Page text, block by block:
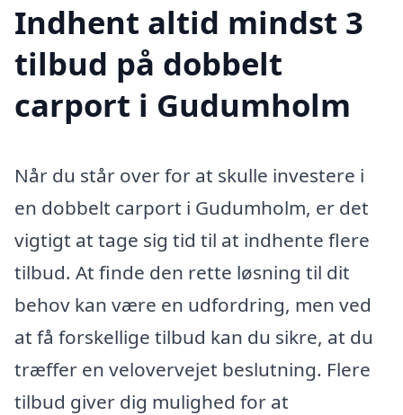
Indhent altid mindst 3
tilbud på dobbelt
carport i Gudumholm
Når du står over for at skulle investere i
en dobbelt carport i Gudumholm, er det
vigtigt at tage sig tid til at indhente flere
tilbud. At finde den rette løsning til dit
behov kan være en udfordring, men ved
at få forskellige tilbud kan du sikre, at du
træffer en velovervejet beslutning. Flere
tilbud giver dig mulighed for at